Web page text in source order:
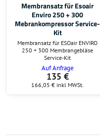
Membransatz für Esoair
Enviro 250 + 300
Mebrankompressor Service-
Kit
Membransatz für ESOair ENVIRO
250 + 300 Membrangebläse
Service-Kit
Auf Anfrage
135 €
166,05 € inkl MWSt.